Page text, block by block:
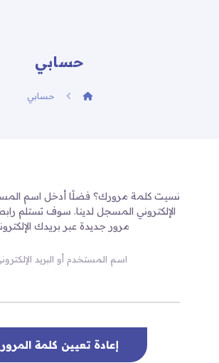
حسابي
حسابي
نسيت كلمة مرورك؟ فضلًا أدخل اسم
الإلكتروني المسجل لدينا. سوف تستلم
مرور جديدة عبر بريدك
اسم المستخدم أو البريد
إعادة تعيين كلمة المرور